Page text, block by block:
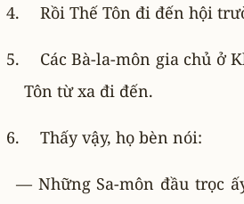
Rồi Thế Tôn đi đến hội
Các Bà-la-môn gia chủ ở
Tôn từ xa đi đến.
Thấy vậy, họ bèn nói:
— Những Sa-môn đầu trọc